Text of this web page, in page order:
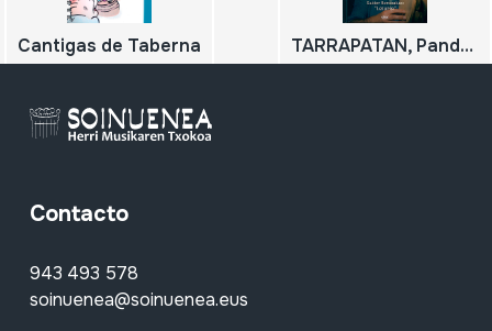
Cantigas de Taberna TARRAPATAN, Pandero baten ibilbidea;
Contacto
943 493 578
soinuenea@soinuenea.eus